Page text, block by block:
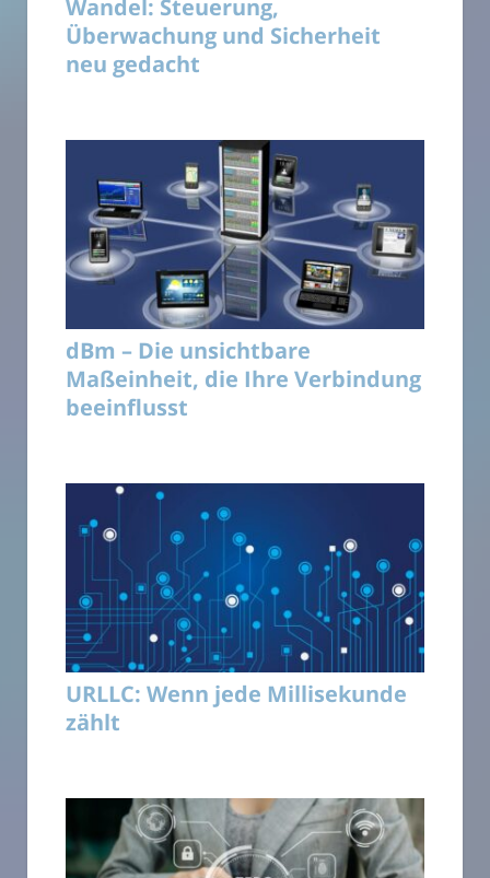
Wandel: Steuerung,
Überwachung und Sicherheit
neu gedacht
dBm – Die unsichtbare
Maßeinheit, die Ihre Verbindung
beeinflusst
URLLC: Wenn jede Millisekunde
zählt